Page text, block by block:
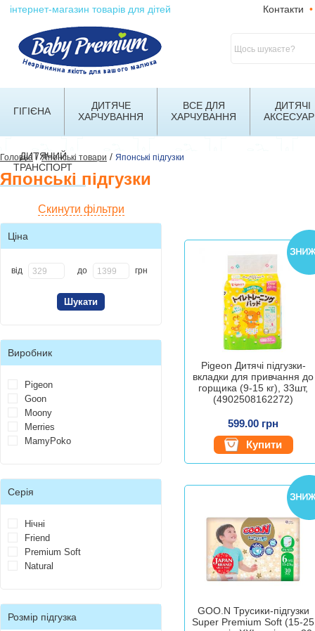
інтернет-магазин товарів для дітей Контакти •
ГІГІЄНА
ДИТЯЧЕ
ХАРЧУВАННЯ
ВСЕ ДЛЯ
ХАРЧУВАННЯ
ДИТЯЧІ
ДИТЯЧИЙ
ТРАНСПОРТ
Головна/Японські товари / Японські підгузки
Японські підгузки
Скинути фільтри
Ціна
від до грн
Виробник
Pigeon
Goon
Moony
Merries
MamyPoko
Серія
Нічні
Friend
Premium Soft
Natural
Розмір підгузка
Pigeon Дитячі підгузки-
вкладки для привчання до
горщика (9-15 кг), 33шт,
(4902508162272)
599.00 грн
Купити
GOO.N Трусики-підгузки
Super Premium Soft (15-25